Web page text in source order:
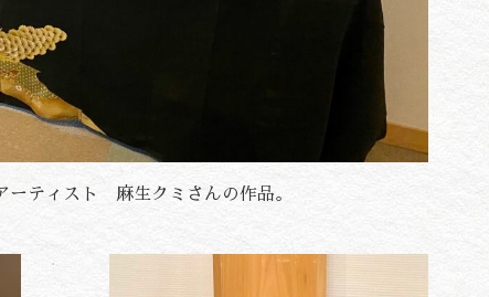
ティスト 麻生クミさんの作品。